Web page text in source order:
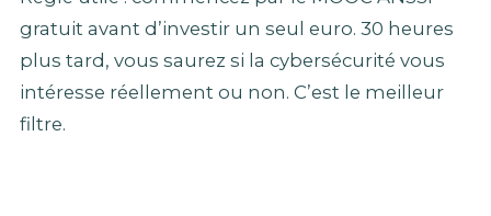
gratuit avant d’investir un seul euro. 30 heures
plus tard, vous saurez si la cybersécurité vous
intéresse réellement ou non. C’est le meilleur
filtre.